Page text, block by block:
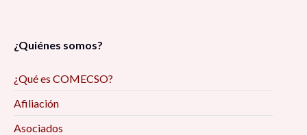
¿Quiénes somos?
¿Qué es COMECSO?
Afiliación
Asociados